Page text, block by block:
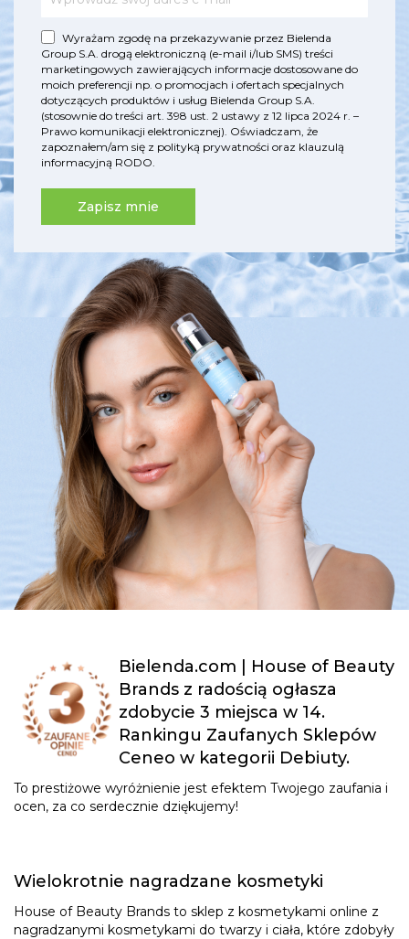
Wyrażam zgodę na przekazywanie przez Bielenda
Group S.A. drogą elektroniczną (e-mail i/lub SMS) treści
marketingowych zawierających informacje dostosowane do
moich preferencji np. o promocjach i ofertach specjalnych
dotyczących produktów i usług Bielenda Group S.A.
(stosownie do treści art. 398 ust. 2 ustawy z 12 lipca 2024 r. –
Prawo komunikacji elektronicznej). Oświadczam, że
zapoznałem/am się z polityką prywatności oraz klauzulą
informacyjną RODO.
Zapisz mnie
Bielenda.com | House of Beauty
Brands z radością ogłasza
zdobycie 3 miejsca w 14.
Rankingu Zaufanych Sklepów
Ceneo w kategorii Debiuty.
To prestiżowe wyróżnienie jest efektem Twojego zaufania i
ocen, za co serdecznie dziękujemy!
Wielokrotnie nagradzane kosmetyki
House of Beauty Brands to sklep z kosmetykami online z
nagradzanymi kosmetykami do twarzy i ciała, które zdobyły